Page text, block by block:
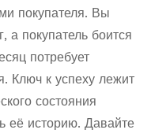
покупателя. Вы
а покупатель боится
потребует
Ключ к успеху лежит
состояния
её историю. Давайте